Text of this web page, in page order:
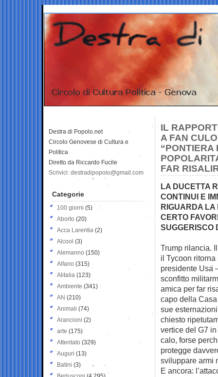
IL
A FAN
“PONTIERA
FAR
LA DUCETTA
CONTINUI E
RIGUARDA LA
CERTO
SUGGERISCO
Trump rilancia.
il Tycoon
presidente Usa
sconfitto
amica per far
capo della
sue
chiesto
vertice del G7
calo, forse
protegge
sviluppare armi
E ancora:
Destra di Popolo.net
Circolo Genovese di Cultura e
Politica
Diretto da Riccardo Fucile
Scrivici: destradipopolo@gmail.com
Categorie
100 giorni (5)
Aborto (20)
Acca Larentia (2)
Alcool (3)
Alemanno (150)
Alfano (315)
Alitalia (123)
Ambiente (341)
AN (210)
Animali (74)
Arancioni (2)
arte (175)
Attentato (329)
Auguri (13)
Batini (3)